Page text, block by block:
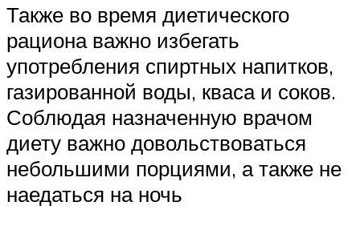
Также во время диетического
рациона важно избегать
употребления спиртных напитков,
газированной воды, кваса и соков.
Соблюдая назначенную врачом
диету важно довольствоваться
небольшими порциями, а также не
наедаться на ночь